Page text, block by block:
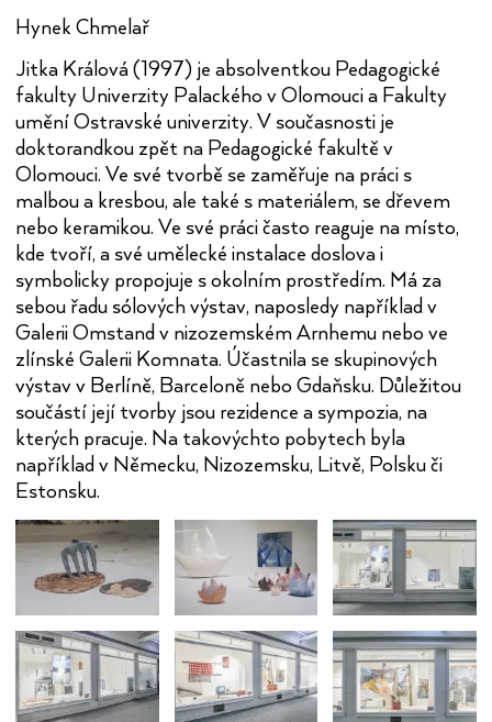
Hynek Chmelař
Jitka Králová (1997) je absolventkou Pedagogické
fakulty Univerzity Palackého v Olomouci a Fakulty
umění Ostravské univerzity. V současnosti je
doktorandkou zpět na Pedagogické fakultě v
Olomouci. Ve své tvorbě se zaměřuje na práci s
malbou a kresbou, ale také s materiálem, se dřevem
nebo keramikou. Ve své práci často reaguje na místo,
kde tvoří, a své umělecké instalace doslova i
symbolicky propojuje s okolním prostředím. Má za
sebou řadu sólových výstav, naposledy například v
Galerii Omstand v nizozemském Arnhemu nebo ve
zlínské Galerii Komnata. Účastnila se skupinových
výstav v Berlíně, Barceloně nebo Gdaňsku. Důležitou
součástí její tvorby jsou rezidence a sympozia, na
kterých pracuje. Na takovýchto pobytech byla
například v Německu, Nizozemsku, Litvě, Polsku či
Estonsku.